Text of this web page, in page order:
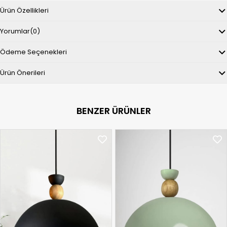
Ürün Özellikleri
Yorumlar(0)
Ödeme Seçenekleri
Ürün Önerileri
BENZER ÜRÜNLER